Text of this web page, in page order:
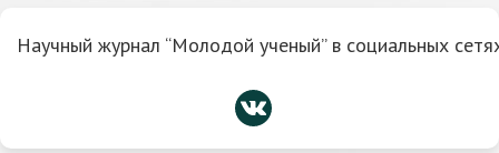
Научный журнал “Молодой ученый” в социальных